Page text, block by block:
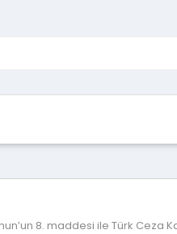
8. maddesi ile Türk Ceza